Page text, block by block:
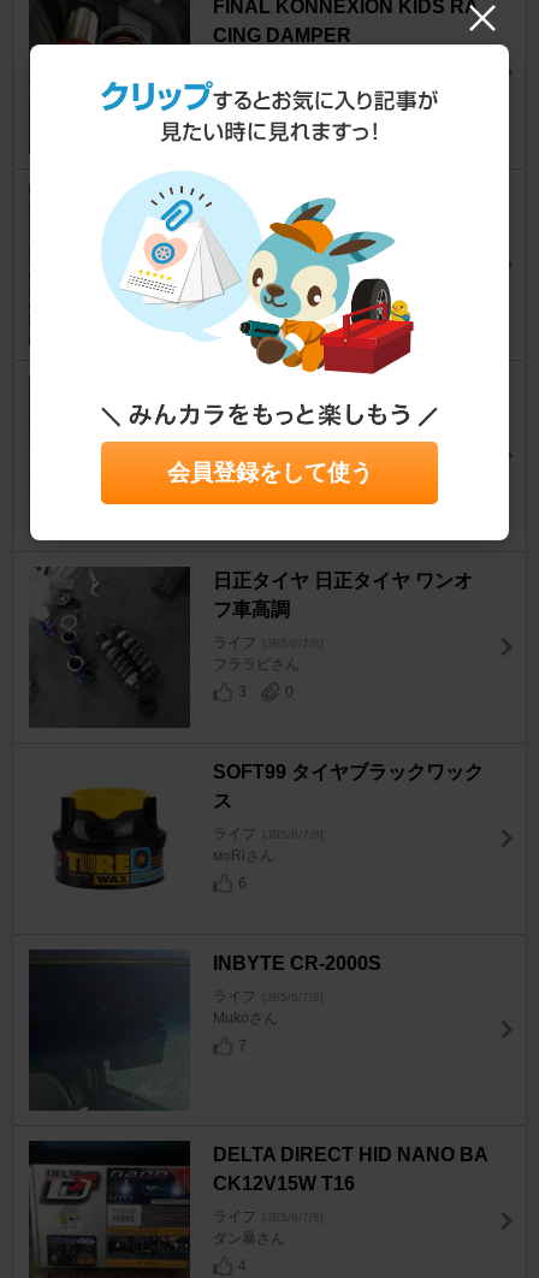
FINAL KONNEXION KIDS RA
CING DAMPER
しらえもんさん
10
0
TEIN STREET BASIS DAMPE
ライフ [JB5/6/7/8]
めがぶー(´V`)♪さん
24
0
ライフ [JB5/6/7/8]
おがとも大佐さん
13
0
日正タイヤ 日正タイヤ ワンオ
フ車高調
ライフ [JB5/6/7/8]
フララビさん
3
0
SOFT99 タイヤブラックワック
ス
ライフ [JB5/6/7/8]
м○Riさん
6
INBYTE CR-2000S
ライフ [JB5/6/7/8]
Mukoさん
7
DELTA DIRECT HID NANO BA
CK12V15W T16
ライフ [JB5/6/7/8]
ダン暴さん
4
会員登録をして使う